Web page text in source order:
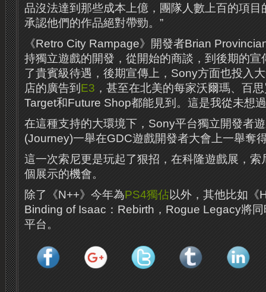
品沒法達到那些成本上億，團隊人數上百的項
承認他們的作品絕對帶勁。”
《Retro City Rampage》開發者Brian
持獨立遊戲的開發，從開始的商談，到後期的宣
了貴賓級待遇，後期宣傳上，Sony方面也投入
店的廣告到 E3 ，甚至在北美的每家沃爾瑪、百
Target和Future Shop都能見到。這是我從未想
在這種支持的大環境下，Sony平台獨立開發者
(Journey)一舉在GDC遊戲開發者大會上一舉奪
這一次索尼更是玩起了狠招，在科隆遊戲展，索
個展示的機會。
除了《N++》今年為PS4獨佔以外，其他比如《
Binding of Isaac：Rebirth，Rogue Legacy將
平台。